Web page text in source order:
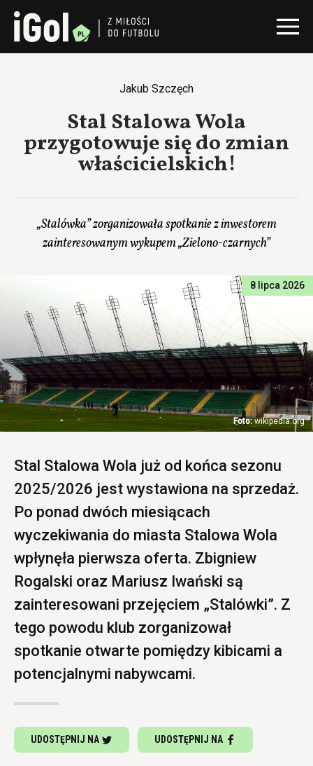
Jakub Szczęch
Stal Stalowa Wola
przygotowuje się do zmian
właścicielskich!
„Stalówka” zorganizowała spotkanie z inwestorem
zainteresowanym wykupem „Zielono-czarnych”
8 lipca 2026
wikipedia.org
Stal Stalowa Wola już od końca sezonu
2025/2026 jest wystawiona na sprzedaż.
Po ponad dwóch miesiącach
wyczekiwania do miasta Stalowa Wola
wpłynęła pierwsza oferta. Zbigniew
Rogalski oraz Mariusz Iwański są
zainteresowani przejęciem „Stalówki”. Z
tego powodu klub zorganizował
spotkanie otwarte pomiędzy kibicami a
potencjalnymi nabywcami.
UDOSTĘPNIJ NA UDOSTĘPNIJ NA